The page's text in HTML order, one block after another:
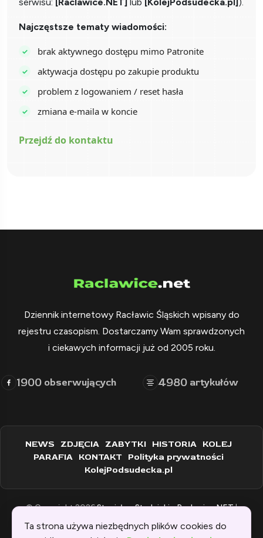
Najczęstsze tematy wiadomości:
brak aktywnego dostępu mimo Patronite
aktywacja dostępu po zakupie produktu
problem z logowaniem / reset hasła
zmiana e-maila w koncie
Przejdź do kontaktu
Dziennik internetowy Racławic Śląskich wpisany do
rejestru czasopism. Dostarczamy Wam sprawdzonych
i ciekawych informacji już od 2005 roku.
1900 obserwujących 4980 artykułów
NEWS ZDJĘCIA ZABYTKI HISTORIA KOLEJ
PARAFIA KONTAKT Polityka prywatności
KolejPodsudecka.pl
© Copyright 2026Stanisław Stadnicki - Raclawice.NET|
Ta strona używa niezbędnych plików cookies do